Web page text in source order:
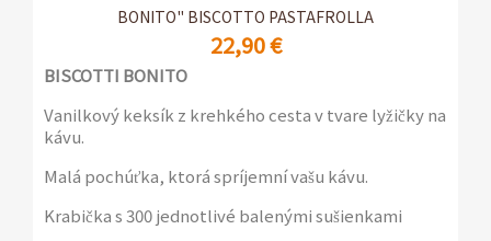
BONITO" BISCOTTO PASTAFROLLA
22,90 €
BISCOTTI BONITO
Vanilkový keksík z krehkého cesta v tvare lyžičky na
kávu.
Malá pochúťka, ktorá spríjemní vašu kávu.
Krabička s 300 jednotlivé balenými sušienkami